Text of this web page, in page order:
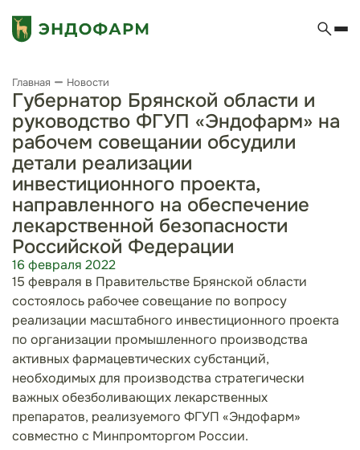
Главная Новости
Губернатор Брянской области и
руководство ФГУП «Эндофарм» на
рабочем совещании обсудили
детали реализации
инвестиционного проекта,
направленного на обеспечение
лекарственной безопасности
Российской Федерации
16 февраля 2022
15 февраля в Правительстве Брянской области
состоялось рабочее совещание по вопросу
реализации масштабного инвестиционного проекта
по организации промышленного производства
активных фармацевтических субстанций,
необходимых для производства стратегически
важных обезболивающих лекарственных
препаратов, реализуемого ФГУП «Эндофарм»
совместно с Минпромторгом России.